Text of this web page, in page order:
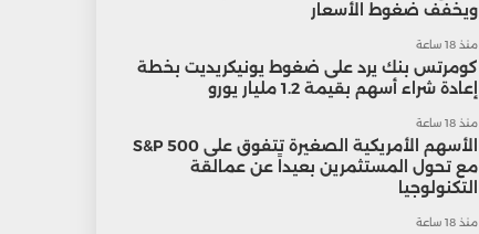
ويخفف ضغوط الأسعار
منذ 18 ساعة
كومرتس بنك يرد على ضغوط يونيكريديت بخطة
إعادة شراء أسهم بقيمة 1.2 مليار يورو
منذ 18 ساعة
الأسهم الأمريكية الصغيرة تتفوق على S&P 500
مع تحول المستثمرين بعيداً عن عمالقة
التكنولوجيا
منذ 18 ساعة